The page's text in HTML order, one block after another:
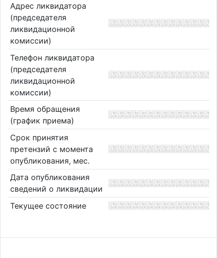
Адрес ликвидатора
(председателя
ликвидационной
комиссии)
Телефон ликвидатора
(председателя
ликвидационной
комиссии)
Время обращения
(график приема)
Срок принятия
претензий с момента
опубликования, мес.
Дата опубликования
сведений о ликвидации
Текущее состояние